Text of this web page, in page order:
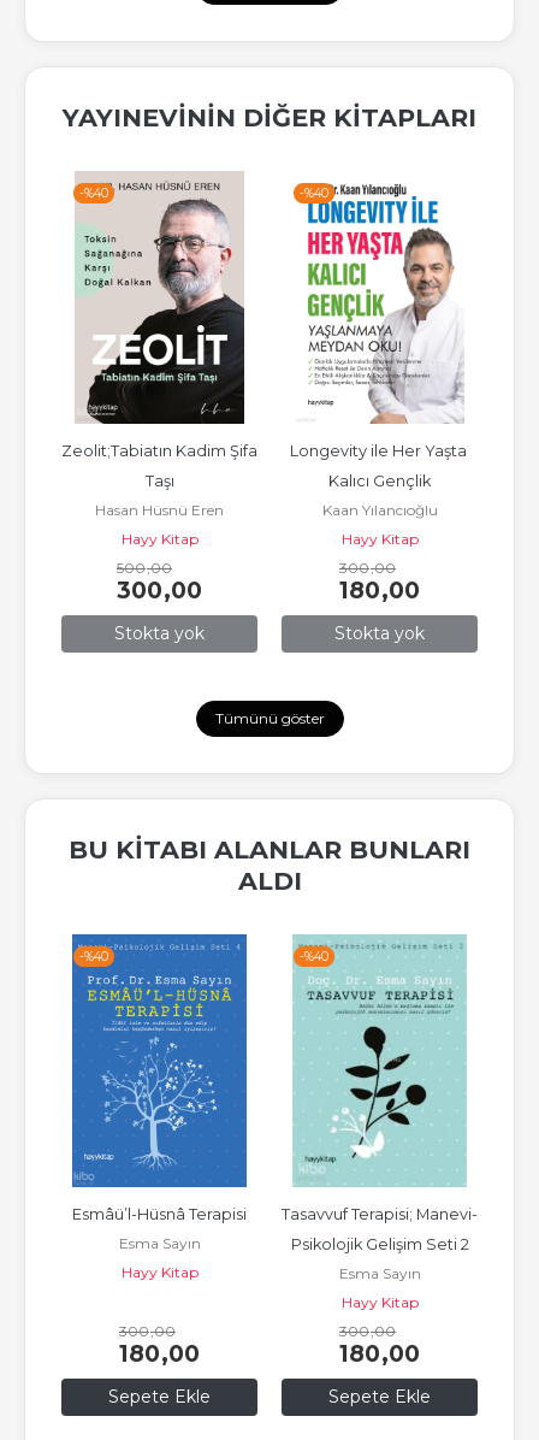
YAYINEVININ DIĞER KITAPLARI
-%40
Stokta yok
Zeolit;Tabiatın Kadim Şifa
Taşı
Hasan Hüsnü Eren
Hayy Kitap
500,00
300,00
-%40
Stokta yok
Longevity ile Her Yaşta
Kalıcı Gençlik
Kaan Yılancıoğlu
Hayy Kitap
300,00
180,00
Tümünü göster
BU KITABI ALANLAR BUNLARI
ALDI
-%40
Sepete Ekle
Esmâü’l-Hüsnâ Terapisi
Esma Sayın
Hayy Kitap
300,00
180,00
-%40
Sepete Ekle
Tasavvuf Terapisi; Manevi-
Psikolojik Gelişim Seti 2
Esma Sayın
Hayy Kitap
300,00
180,00